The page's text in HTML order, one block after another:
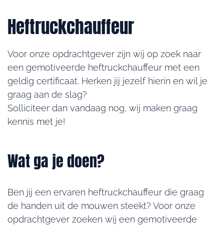
Heftruckchauffeur
Voor onze opdrachtgever zijn wij op zoek naar
een gemotiveerde heftruckchauffeur met een
geldig certificaat. Herken jij jezelf hierin en wil je
graag aan de slag?
Solliciteer dan vandaag nog, wij maken graag
kennis met je!
Wat ga je doen?
Ben jij een ervaren heftruckchauffeur die graag
de handen uit de mouwen steekt? Voor onze
opdrachtgever zoeken wij een gemotiveerde